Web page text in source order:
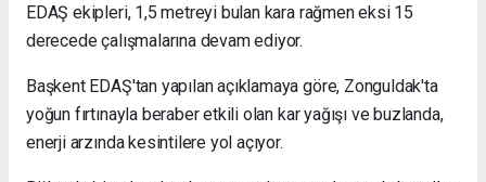
EDAŞ ekipleri, 1,5 metreyi bulan kara rağmen eksi 15
derecede çalışmalarına devam ediyor.
Başkent EDAŞ'tan yapılan açıklamaya göre, Zonguldak'ta
yoğun fırtınayla beraber etkili olan kar yağışı ve buzlanda,
enerji arzında kesintilere yol açıyor.